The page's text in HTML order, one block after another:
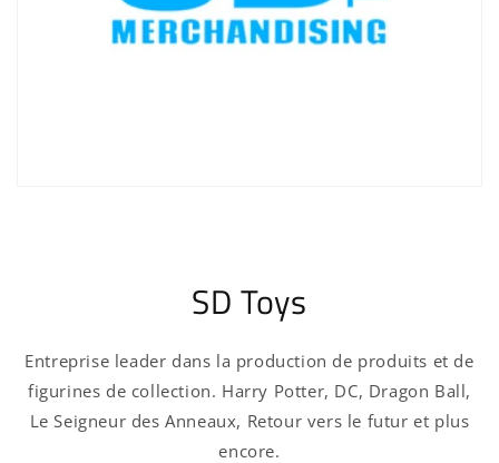
SD Toys
Entreprise leader dans la production de produits et de
figurines de collection. Harry Potter, DC, Dragon Ball,
Le Seigneur des Anneaux, Retour vers le futur et plus
encore.
des produits à votre liste de souhaits et
afficher vos articles précédemment enregistrés.